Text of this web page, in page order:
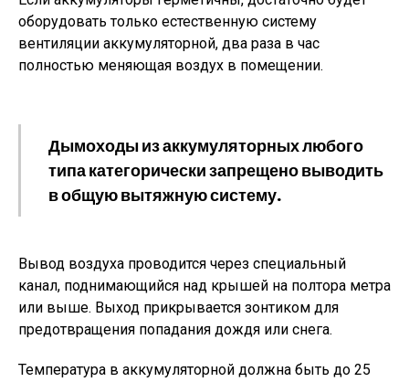
оборудовать только естественную систему
вентиляции аккумуляторной, два раза в час
полностью меняющая воздух в помещении.
Дымоходы из аккумуляторных любого
типа категорически запрещено выводить
в общую вытяжную систему.
Вывод воздуха проводится через специальный
канал, поднимающийся над крышей на полтора метра
или выше. Выход прикрывается зонтиком для
предотвращения попадания дождя или снега.
Температура в аккумуляторной должна быть до 25